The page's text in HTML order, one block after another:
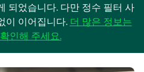
되었습니다. 다만 정수 필터 사
이 이어집니다. 더 많은 정보는
인해 주세요.새